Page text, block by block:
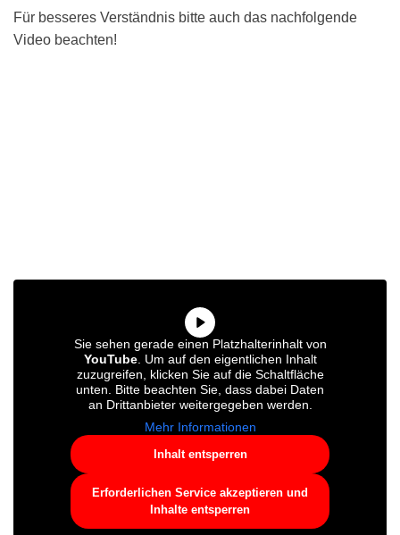
Für besseres Verständnis bitte auch das nachfolgende
Video beachten!
Sie sehen gerade einen Platzhalterinhalt von
YouTube. Um auf den eigentlichen Inhalt
zuzugreifen, klicken Sie auf die Schaltfläche
unten. Bitte beachten Sie, dass dabei Daten
an Drittanbieter weitergegeben werden.
Mehr Informationen
Inhalt entsperren
Erforderlichen Service akzeptieren und
Inhalte entsperren